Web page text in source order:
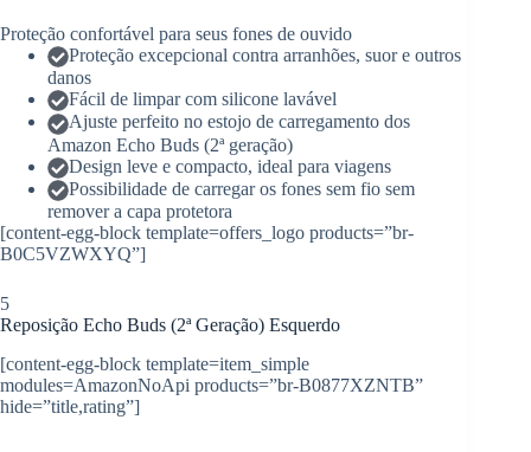
Proteção confortável para seus fones de ouvido
Proteção excepcional contra arranhões, suor e outros
danos
Fácil de limpar com silicone lavável
Ajuste perfeito no estojo de carregamento dos
Amazon Echo Buds (2ª geração)
Design leve e compacto, ideal para viagens
Possibilidade de carregar os fones sem fio sem
remover a capa protetora
[content-egg-block template=offers_logo products=”br-
B0C5VZWXYQ”]
5
Reposição Echo Buds (2ª Geração) Esquerdo
[content-egg-block template=item_simple
modules=AmazonNoApi products=”br-B0877XZNTB”
hide=”title,rating”]